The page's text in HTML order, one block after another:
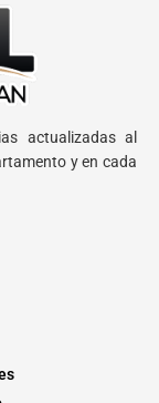
actualizadas al
y en cada